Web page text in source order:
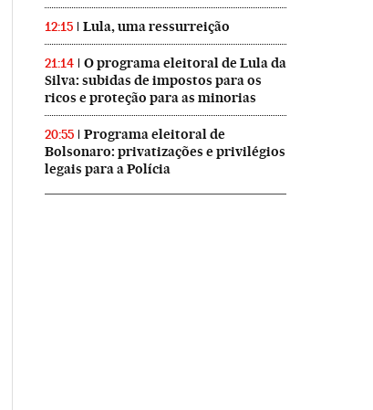
12:15 Lula, uma ressurreição
21:14
O programa eleitoral de Lula da
Silva: subidas de impostos para os
ricos e proteção para as minorias
20:55
Programa eleitoral de
Bolsonaro: privatizações e privilégios
legais para a Polícia